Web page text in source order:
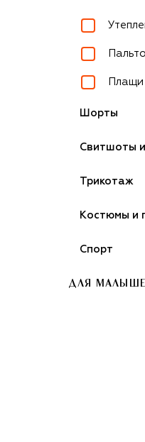
Пальто
Шорты
Свитшоты
Трикотаж
Костюмы и
Спорт
ДЛЯ